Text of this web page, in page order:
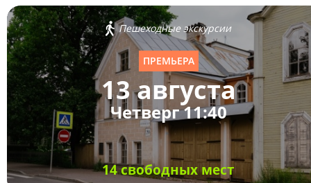
Пешеходные экскурсии
ПРЕМЬЕРА
13 августа
Четверг 11:40
14 свободных мест